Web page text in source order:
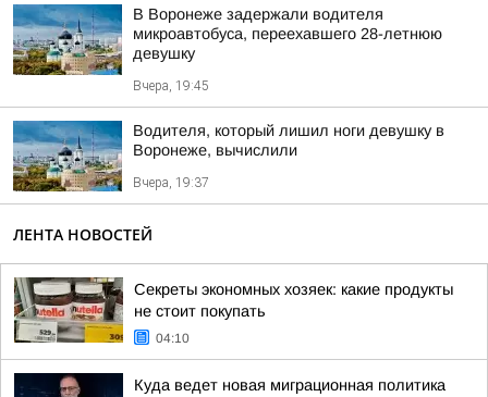
В Воронеже задержали водителя
микроавтобуса, переехавшего 28-летнюю
девушку
Вчера, 19:45
Водителя, который лишил ноги девушку в
Воронеже, вычислили
Вчера, 19:37
ЛЕНТА НОВОСТЕЙ
Секреты экономных хозяек: какие продукты
не стоит покупать
04:10
Куда ведет новая миграционная политика